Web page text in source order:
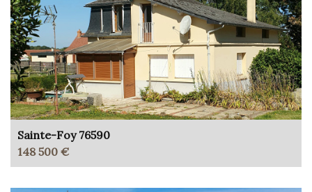
Sainte-Foy 76590
148 500 €